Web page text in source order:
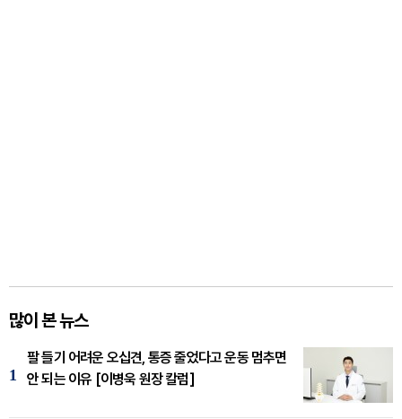
많이 본 뉴스
1
팔 들기 어려운 오십견, 통증 줄었다고 운동 멈추면
안 되는 이유 [이병욱 원장 칼럼]